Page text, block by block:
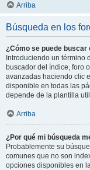
Arriba
Búsqueda en los
¿Cómo se puede
Introduciendo un término
buscador del índice, foro
avanzadas haciendo clic
disponible en todas las
depende de la plantilla
Arriba
¿Por qué mi búsqueda
Probablemente su
comunes que no son
opciones disponibles en